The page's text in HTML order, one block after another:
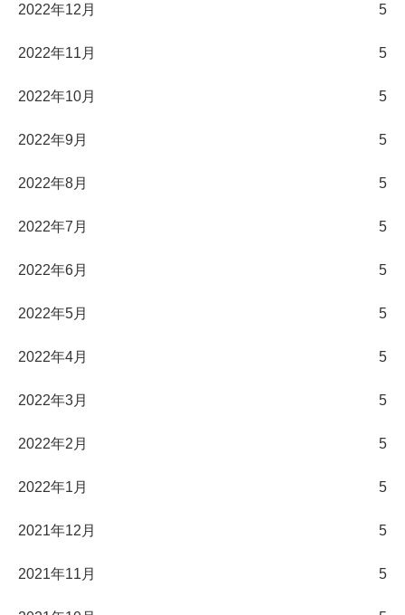
2022年12月 5
2022年11月 5
2022年10月 5
2022年9月 5
2022年8月 5
2022年7月 5
2022年6月 5
2022年5月 5
2022年4月 5
2022年3月 5
2022年2月 5
2022年1月 5
2021年12月 5
2021年11月 5